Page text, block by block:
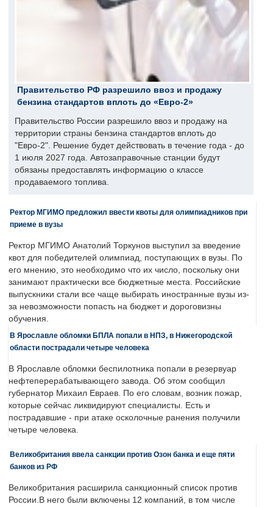
Правительство РФ разрешило ввоз и продажу
бензина стандартов вплоть до «Евро-2»
Правительство России разрешило ввоз и продажу на
территории страны бензина стандартов вплоть до
"Евро-2". Решение будет действовать в течение года - до
1 июля 2027 года. Автозаправочные станции будут
обязаны предоставлять информацию о классе
продаваемого топлива.
Ректор МГИМО предложил ввести квоты для олимпиадников при
приеме в вузы
Ректор МГИМО Анатолий Торкунов выступил за введение
квот для победителей олимпиад, поступающих в вузы. По
его мнению, это необходимо что их число, поскольку они
занимают практически все бюджетные места. Российские
выпускники стали все чаще выбирать иностранные вузы из-
за невозможности попасть на бюджет и дороговизны
обучения.
В Ярославле обломки БПЛА попали в НПЗ, в Нижегородской
области пострадали четыре человека
В Ярославле обломки беспилотника попали в резервуар
нефтеперерабатывающего завода. Об этом сообщил
губернатор Михаил Евраев. По его словам, возник пожар,
которые сейчас ликвидируют специалисты. Есть и
пострадавшие - при атаке осколочные ранения получили
четыре человека.
Великобритания ввела санкции против Озон банка и еще пяти
банков из РФ
Великобритания расширила санкционный список против
России.В него были включены 12 компаний, в том числе